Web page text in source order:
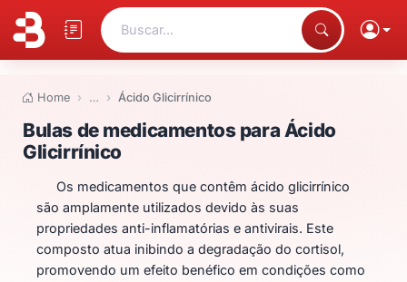
Buscar...
Home … Ácido Glicirrínico
Bulas de medicamentos para
Bulas de medicamentos para Ácido
Glicirrínico
Os medicamentos que contêm ácido glicirrínico
são amplamente utilizados devido às suas
propriedades anti-inflamatórias e antivirais. Este
composto atua inibindo a degradação do cortisol,
promovendo um efeito benéfico em condições como